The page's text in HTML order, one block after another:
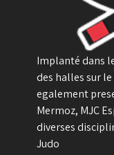
Implanté dans
des halles sur
egalement
Mermoz, MJC
diverses
Judo